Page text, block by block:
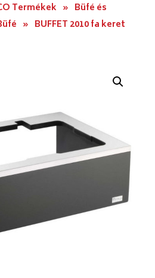
Termékek » Büfé és
» BUFFET 2010 fa keret